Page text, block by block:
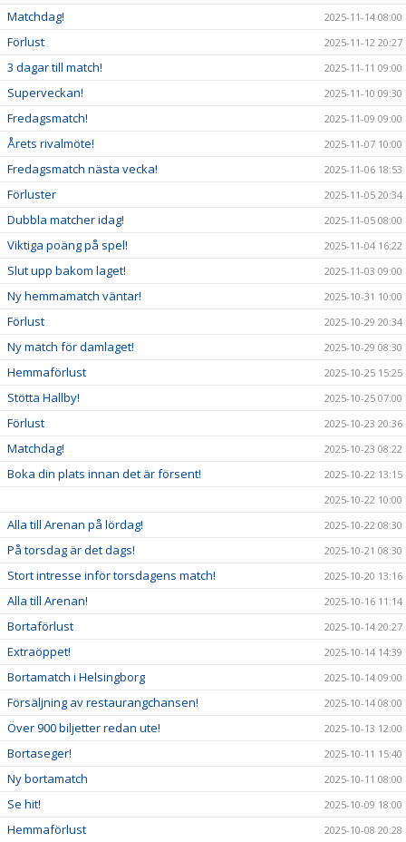
Matchdag! 2025-11-14 08:00
Förlust 2025-11-12 20:27
3 dagar till match! 2025-11-11 09:00
Superveckan! 2025-11-10 09:30
Fredagsmatch! 2025-11-09 09:00
Årets rivalmöte! 2025-11-07 10:00
Fredagsmatch nästa vecka! 2025-11-06 18:53
Förluster 2025-11-05 20:34
Dubbla matcher idag! 2025-11-05 08:00
Viktiga poäng på spel! 2025-11-04 16:22
Slut upp bakom laget! 2025-11-03 09:00
Ny hemmamatch väntar! 2025-10-31 10:00
Förlust 2025-10-29 20:34
Ny match för damlaget! 2025-10-29 08:30
Hemmaförlust 2025-10-25 15:25
Stötta Hallby! 2025-10-25 07:00
Förlust 2025-10-23 20:36
Matchdag! 2025-10-23 08:22
Boka din plats innan det är försent!
2025-10-22 13:15
2025-10-22 10:00
Alla till Arenan på lördag! 2025-10-22 08:30
På torsdag är det dags! 2025-10-21 08:30
Stort intresse inför torsdagens match! 2025-10-20 13:16
Alla till Arenan! 2025-10-16 11:14
Bortaförlust 2025-10-14 20:27
Extraöppet! 2025-10-14 14:39
Bortamatch i Helsingborg 2025-10-14 09:00
Försäljning av restaurangchansen! 2025-10-14 08:00
Över 900 biljetter redan ute! 2025-10-13 12:00
Bortaseger! 2025-10-11 15:40
Ny bortamatch 2025-10-11 08:00
Se hit! 2025-10-09 18:00
Hemmaförlust 2025-10-08 20:28